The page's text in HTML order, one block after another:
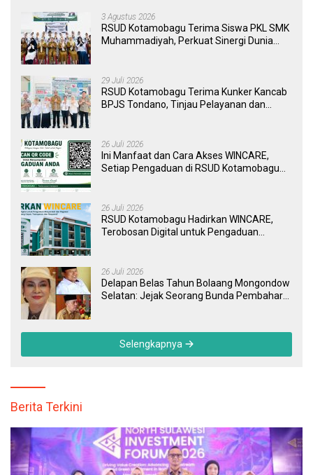
3 Agustus 2026
RSUD Kotamobagu Terima Siswa PKL SMK
Muhammadiyah, Perkuat Sinergi Dunia
29 Juli 2026
RSUD Kotamobagu Terima Kunker Kancab
BPJS Tondano, Tinjau Pelayanan dan
26 Juli 2026
Ini Manfaat dan Cara Akses WINCARE,
Setiap Pengaduan di RSUD Kotamobagu
26 Juli 2026
RSUD Kotamobagu Hadirkan WINCARE,
Terobosan Digital untuk Pengaduan
26 Juli 2026
Delapan Belas Tahun Bolaang Mongondow
Selatan: Jejak Seorang Bunda Pembaharu
Selengkapnya
Berita Terkini